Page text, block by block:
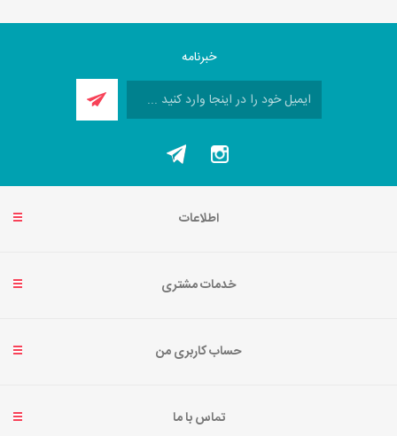
خبرنامه
اطلاعات
خدمات مشتری
حساب کاربری من
تماس با ما